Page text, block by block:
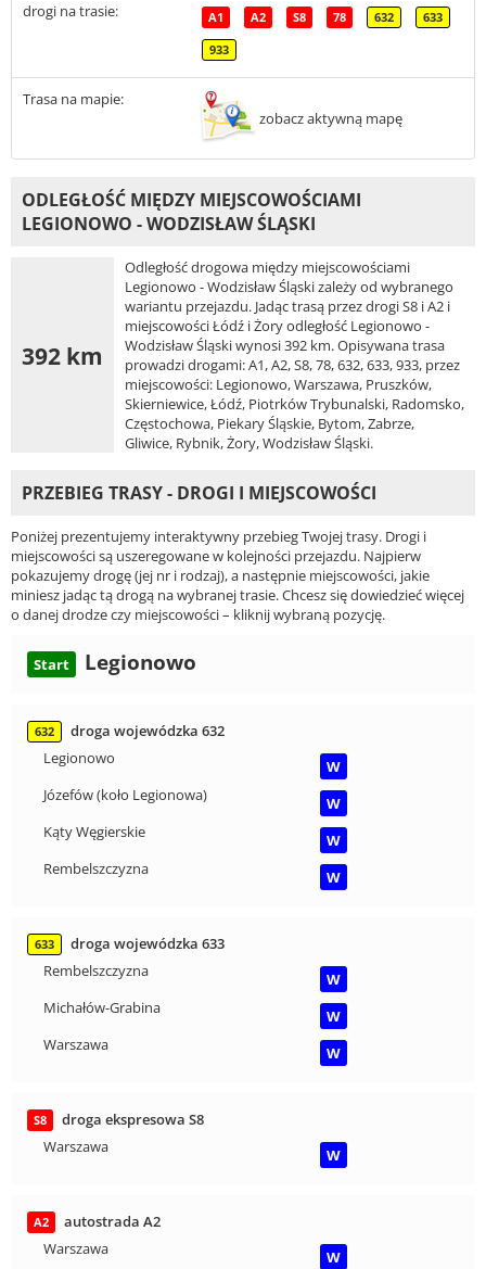
drogi na trasie: A1 A2 S8 78 632 633
933
Trasa na mapie:
zobacz aktywną mapę
ODLEGŁOŚĆ MIĘDZY MIEJSCOWOŚCIAMI
LEGIONOWO - WODZISŁAW ŚLĄSKI
392 km
Odległość drogowa między miejscowościami
Legionowo - Wodzisław Śląski zależy od wybranego
wariantu przejazdu. Jadąc trasą przez drogi S8 i A2 i
miejscowości Łódź i Żory odległość Legionowo -
Wodzisław Śląski wynosi 392 km. Opisywana trasa
prowadzi drogami: A1, A2, S8, 78, 632, 633, 933, przez
miejscowości: Legionowo, Warszawa, Pruszków,
Skierniewice, Łódź, Piotrków Trybunalski, Radomsko,
Częstochowa, Piekary Śląskie, Bytom, Zabrze,
Gliwice, Rybnik, Żory, Wodzisław Śląski.
PRZEBIEG TRASY - DROGI I MIEJSCOWOŚCI
Poniżej prezentujemy interaktywny przebieg Twojej trasy. Drogi i
miejscowości są uszeregowane w kolejności przejazdu. Najpierw
pokazujemy drogę (jej nr i rodzaj), a następnie miejscowości, jakie
miniesz jadąc tą drogą na wybranej trasie. Chcesz się dowiedzieć więcej
o danej drodze czy miejscowości – kliknij wybraną pozycję.
Start Legionowo
632
droga wojewódzka 632
Legionowo
W
Józefów (koło Legionowa)
W
Kąty Węgierskie
W
Rembelszczyzna
W
633
droga wojewódzka 633
Rembelszczyzna
W
Michałów-Grabina
W
Warszawa
W
S8
droga ekspresowa S8
Warszawa
W
A2
autostrada A2
Warszawa
W